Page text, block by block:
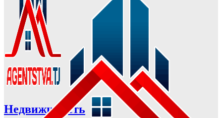
Недвижимость